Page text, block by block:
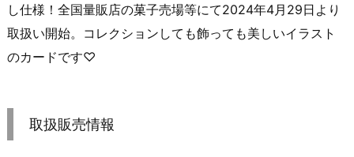
し仕様！全国量販店の菓子売場等にて2024年4月29日より
取扱い開始。コレクションしても飾っても美しいイラスト
のカードです♡
取扱販売情報